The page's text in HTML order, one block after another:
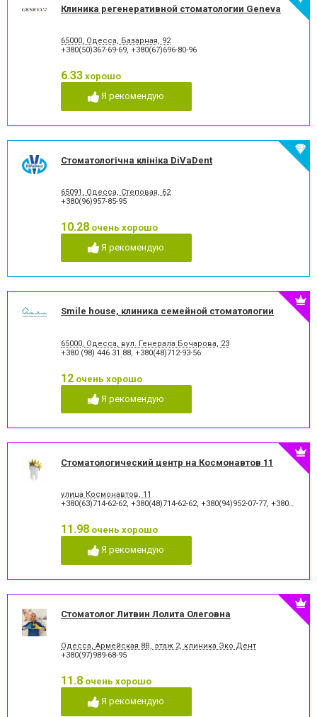
Клиника регенеративной стоматологии Geneva
65000, Одесса, Базарная, 92
+380(50)367-69-69, +380(67)696-80-96
6.33 хорошо
Я рекомендую
Стоматологічна клініка DiVaDent
65091, Одесса, Степовая, 62
+380(96)957-85-95
10.28 очень хорошо
Я рекомендую
Smile house, клиника семейной стоматологии
65000, Одесса, вул. Генерала Бочарова, 23
+380 (98) 446 31 88, +380(48)712-93-56
12 очень хорошо
Я рекомендую
Стоматологический центр на Космонавтов 11
улица Космонавтов, 11
+380(63)714-62-62, +380(48)714-62-62, +380(94)952-07-77, +380(48)795-77-77
11.98 очень хорошо
Я рекомендую
Стоматолог Литвин Лолита Олеговна
Одесса, Армейская 8В, этаж 2, клиника Эко Дент
+380(97)989-68-95
11.8 очень хорошо
Я рекомендую